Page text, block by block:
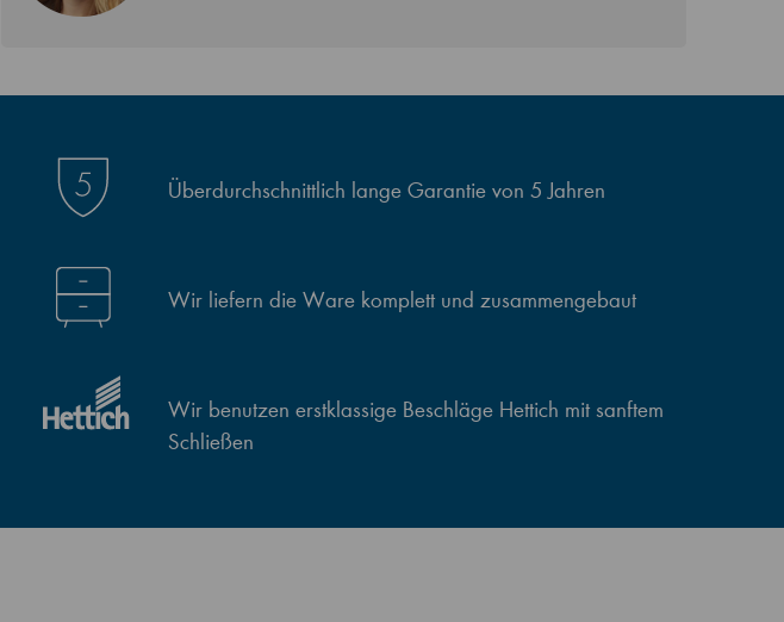
Überdurchschnittlich lange Garantie von 5 Jahren
Wir liefern die Ware komplett und zusammengebaut
Wir benutzen erstklassige Beschläge Hettich mit sanftem
Schließen